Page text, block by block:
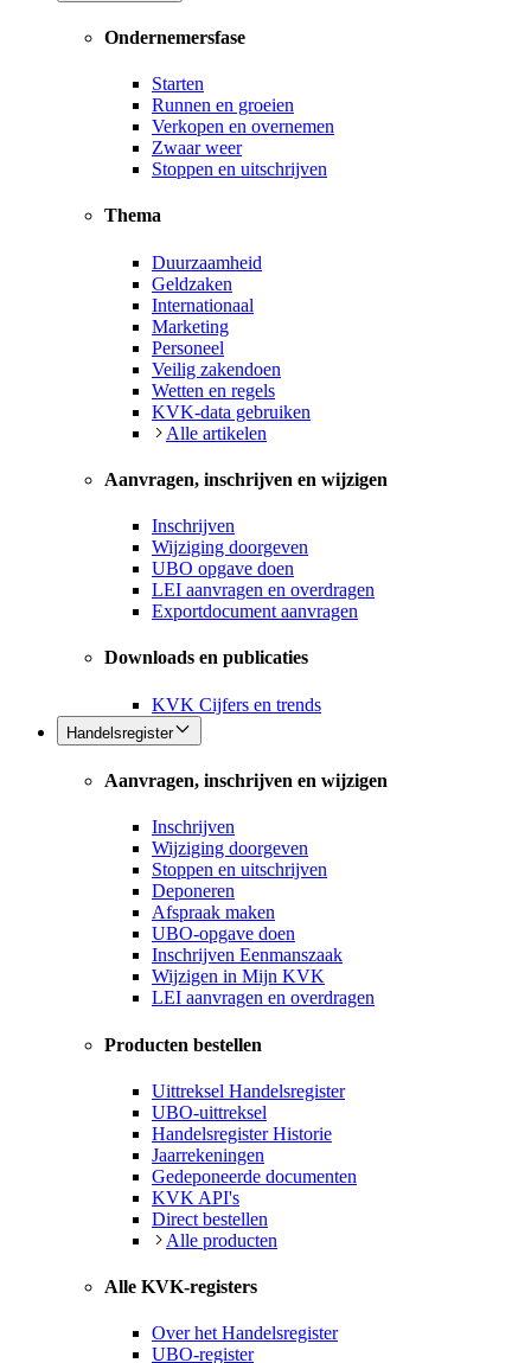
Ondernemersfase
Starten
Runnen en groeien
Verkopen en overnemen
Zwaar weer
Stoppen en uitschrijven
Thema
Duurzaamheid
Geldzaken
Internationaal
Marketing
Personeel
Veilig zakendoen
Wetten en regels
KVK-data gebruiken
Alle artikelen
Aanvragen, inschrijven en wijzigen
Inschrijven
Wijziging doorgeven
UBO opgave doen
LEI aanvragen en overdragen
Exportdocument aanvragen
Downloads en publicaties
KVK Cijfers en trends
Handelsregister
Aanvragen, inschrijven en wijzigen
Inschrijven
Wijziging doorgeven
Stoppen en uitschrijven
Deponeren
Afspraak maken
UBO-opgave doen
Inschrijven Eenmanszaak
Wijzigen in Mijn KVK
LEI aanvragen en overdragen
Producten bestellen
Uittreksel Handelsregister
UBO-uittreksel
Handelsregister Historie
Jaarrekeningen
Gedeponeerde documenten
KVK API's
Direct bestellen
Alle producten
Alle KVK-registers
Over het Handelsregister
UBO-register